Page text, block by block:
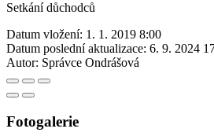
Setkání důchodců
Datum vložení: 1. 1. 2019 8:00
Datum poslední aktualizace: 6. 9. 2024
Autor: Správce Ondrášová
Fotogalerie